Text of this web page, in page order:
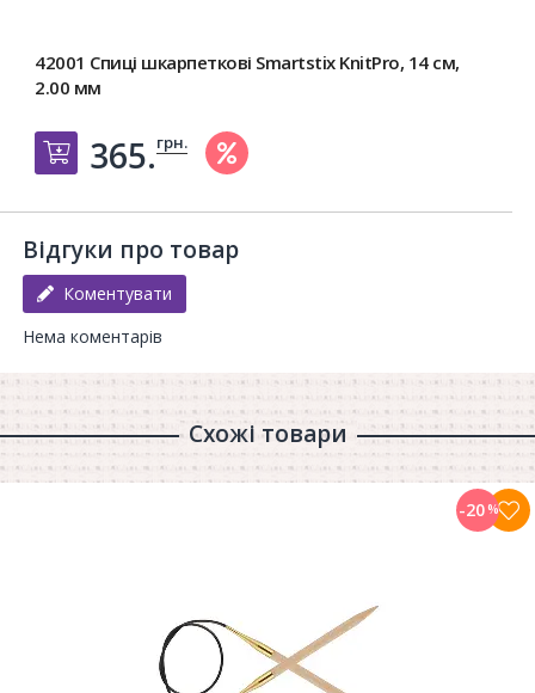
42001 Спиці шкарпеткові Smartstix KnitPro, 14 см,
2.00 мм
Добавить в корзину
365.грн.
Відгуки про товар
Коментувати
Нема коментарів
Схожі товари
-20%